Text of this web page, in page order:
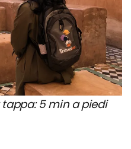
5 min a piedi